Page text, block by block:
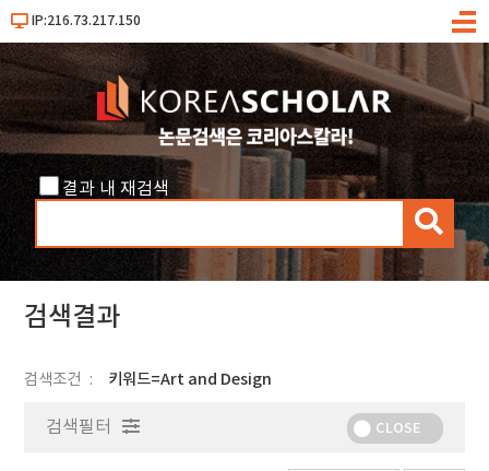
IP:216.73.217.150
메
결과 내 재검색
검
색
검색결과
검색조건 키워드=Art and Design
검색필터 CLOSE